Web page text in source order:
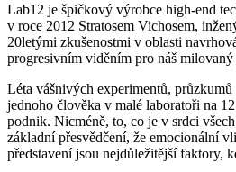
Lab12 je špičkový výrobce high-end
v roce 2012 Stratosem Vichosem,
20letými zkušenostmi v oblasti
progresivním viděním pro náš
Léta vášnivých experimentů,
jednoho člověka v malé laboratoři na
podnik. Nicméně, to, co je v srdci
základní přesvědčení, že emocionální
představení jsou nejdůležitější faktory,